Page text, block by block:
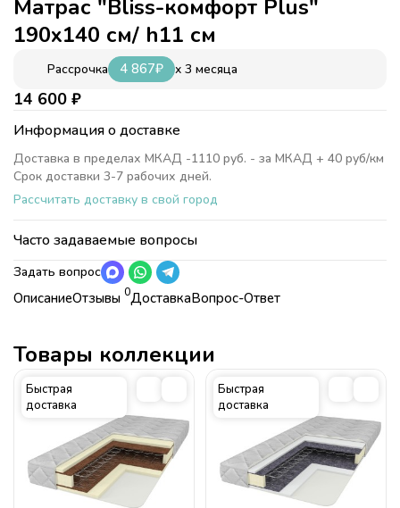
ОписаниеОтзывы 0ДоставкаВопрос-Ответ
Коллекция
Матрасы для кроватей от фабрики
"Формула мебели"
Страна
Россия
чехол поликоттон несъемный стеганый на синтепоне 0,5 см
Natural Form 8 см
БИ КОКОС 1 см
чехол поликоттон несъемный стеганый на синтепоне 0,5 см
Страна
Матрас "Bliss-комфорт Plus"
190х140 см/ h11 см
Рассрочка 4 867₽ x 3 месяца
14 600 ₽
Информация о доставке
Доставка в пределах МКАД -1110 руб. - за МКАД + 40 руб/км
Срок доставки 3-7 рабочих дней.
Рассчитать доставку в свой город
Часто задаваемые вопросы
Задать вопрос
Товары коллекции
Быстрая
доставка
Быстрая
доставка